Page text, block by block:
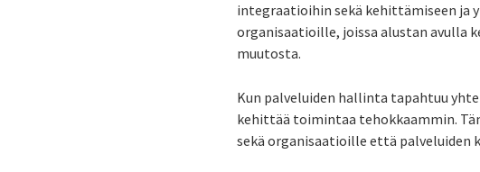
integraatioihin sekä kehittämiseen ja
organisaatioille, joissa alustan avulla
muutosta.
Kun palveluiden hallinta tapahtuu
kehittää toimintaa tehokkaammin.
sekä organisaatioille että palveluiden